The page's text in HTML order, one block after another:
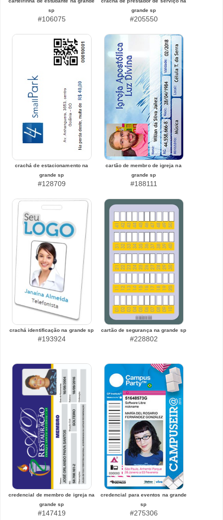
sp
#106075
grande sp
#205550
crachá de estacionamento na
grande sp
#128709
cartão de membro de igreja na
grande sp
#188111
crachá identificação na grande sp
#193924
cartão de segurança na grande sp
#228802
credencial de membro de igreja na
grande sp
#147419
credencial para eventos na grande
sp
#275306